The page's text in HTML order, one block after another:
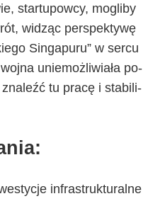
star­tu­pow­cy, mo­gli­by
wi­dząc per­spek­ty­wę
Sin­ga­pu­ru” w ser­cu
unie­moż­li­wia­ła po­
tu pra­cę i sta­bi­li­
in­fra­struk­tu­ral­ne